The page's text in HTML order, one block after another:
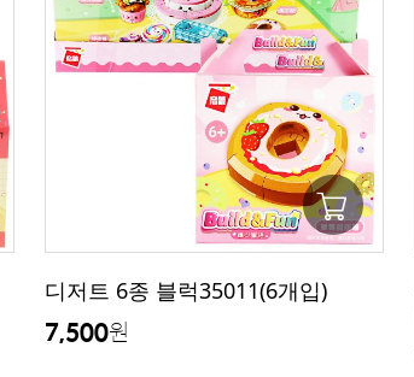
디저트 6종 블럭35011(6개입)
7,500원